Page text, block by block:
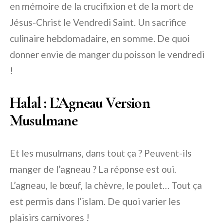
en mémoire de la crucifixion et de la mort de
Jésus-Christ le Vendredi Saint. Un sacrifice
culinaire hebdomadaire, en somme. De quoi
donner envie de manger du poisson le vendredi
!
Halal : L’Agneau Version
Musulmane
Et les musulmans, dans tout ça ? Peuvent-ils
manger de l’agneau ? La réponse est oui.
L’agneau, le bœuf, la chèvre, le poulet… Tout ça
est permis dans l’islam. De quoi varier les
plaisirs carnivores !